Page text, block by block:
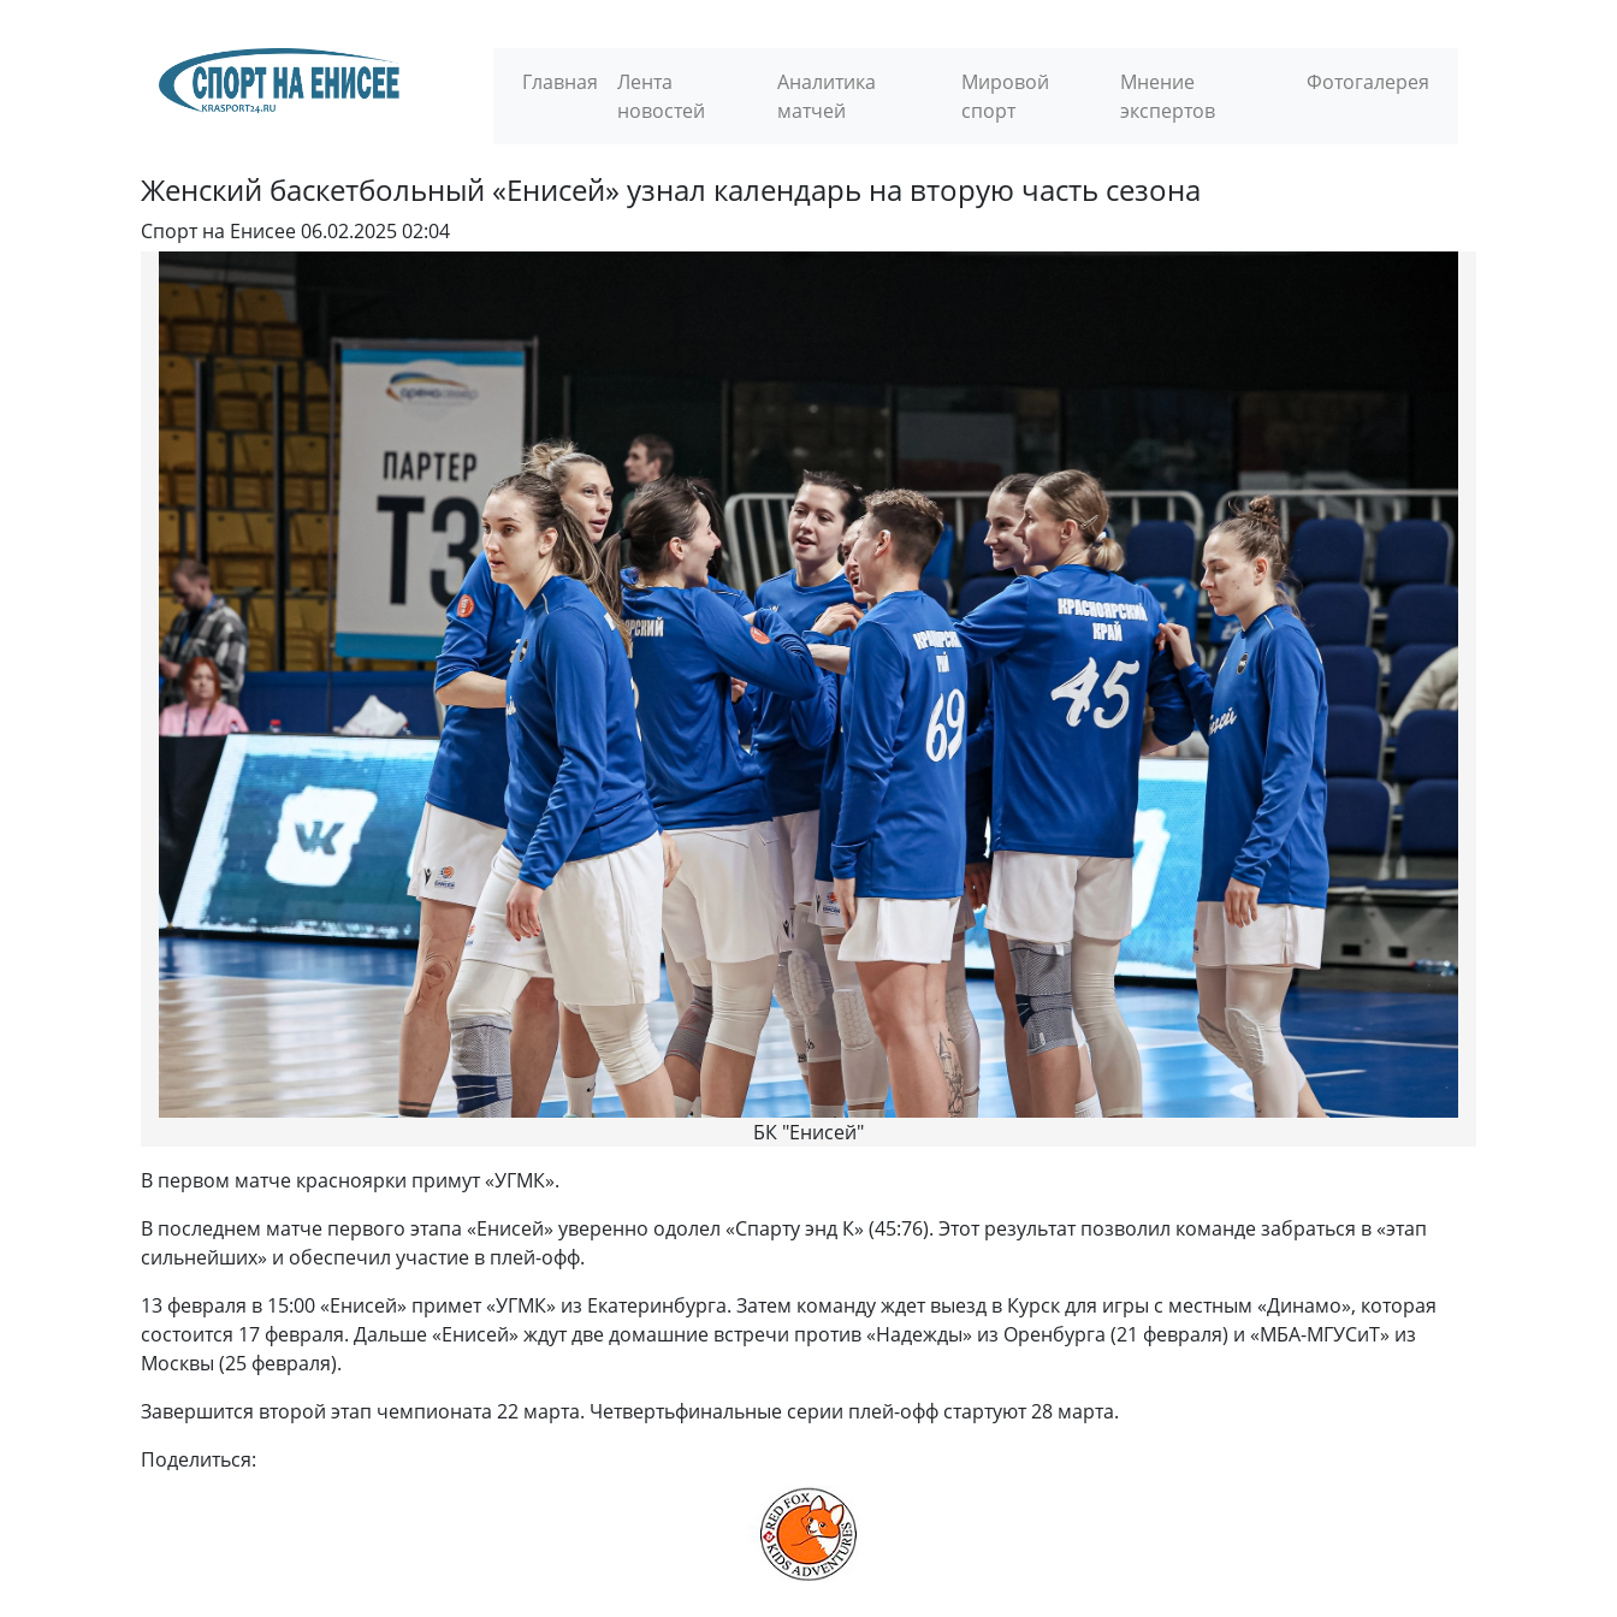
Главная
Лента
новостей
Аналитика
матчей
Мировой
спорт
Мнение
экспертов
Фотогалерея
Женский баскетбольный «Енисей» узнал календарь на вторую часть сезона
Спорт на Енисее06.02.2025 02:04
БК "Енисей"
В первом матче красноярки примут «УГМК».
В последнем матче первого этапа «Енисей» уверенно одолел «Спарту энд К» (45:76). Этот результат позволил команде забраться в «этап
сильнейших» и обеспечил участие в плей-офф.
13 февраля в 15:00 «Енисей» примет «УГМК» из Екатеринбурга. Затем команду ждет выезд в Курск для игры с местным «Динамо», которая
состоится 17 февраля. Дальше «Енисей» ждут две домашние встречи против «Надежды» из Оренбурга (21 февраля) и «МБА-МГУСиТ» из
Москвы (25 февраля).
Завершится второй этап чемпионата 22 марта. Четвертьфинальные серии плей-офф стартуют 28 марта.
Поделиться: